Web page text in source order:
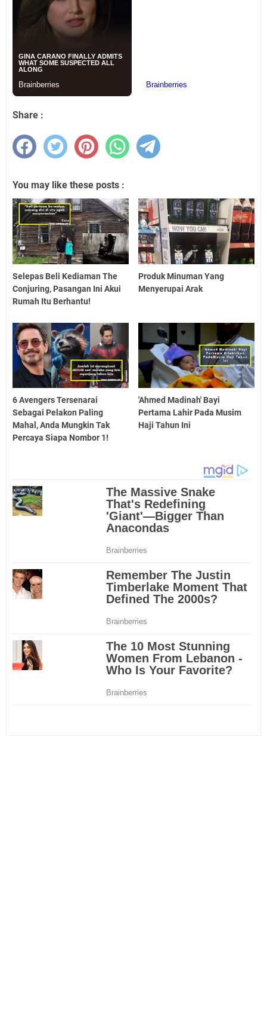
Share :
You may like these posts :
Selepas Beli Kediaman The
Conjuring, Pasangan Ini Akui
Rumah Itu Berhantu!
Produk Minuman Yang
Menyerupai Arak
6 Avengers Tersenarai
Sebagai Pelakon Paling
Mahal, Anda Mungkin Tak
Percaya Siapa Nombor 1!
'Ahmed Madinah' Bayi
Pertama Lahir Pada Musim
Haji Tahun Ini